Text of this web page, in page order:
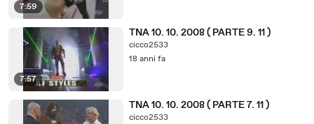
7:59
7:57
TNA 10. 10. 2008 ( PARTE 9. 11 )
cicco2533
18 anni fa
TNA 10. 10. 2008 ( PARTE 7. 11 )
cicco2533